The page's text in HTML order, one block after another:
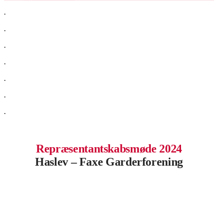
.
.
.
.
.
.
.
Repræsentantskabsmøde 2024
Haslev – Faxe Garderforening